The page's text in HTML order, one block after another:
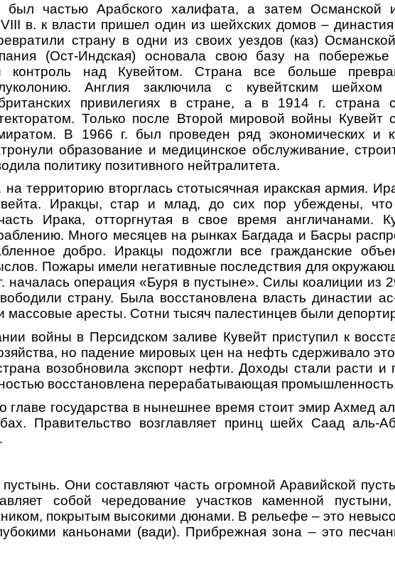
частью Арабского халифата, а затем Османской
в. к власти пришел один из шейхских домов –
страну в одни из своих уездов (каз)
(Ост-Индская) основала свою базу на
контроль над Кувейтом. Страна все больше
Англия заключила с кувейтским шейхом
привилегиях в стране, а в 1914 г. страна
Только после Второй мировой войны Кувейт
В 1966 г. был проведен ряд экономических и
образование и медицинское обслуживание,
политику позитивного нейтралитета.
на территорию вторглась стотысячная иракская армия.
Иракцы, стар и млад, до сих пор убеждены,
Ирака, отторгнутая в свое время англичанами.
Много месяцев на рынках Багдада и Басры
добро. Иракцы подожгли все гражданские
Пожары имели негативные последствия для
началась операция «Буря в пустыне». Силы коалиции из
страну. Была восстановлена власть династии
массовые аресты. Сотни тысяч палестинцев были
войны в Персидском заливе Кувейт приступил к
но падение мировых цен на нефть сдерживало
возобновила экспорт нефти. Доходы стали расти и
восстановлена перерабатывающая
главе государства в нынешнее время стоит эмир Ахмед
Правительство возглавляет принц шейх Саад аль-
пустынь. Они составляют часть огромной Аравийской
собой чередование участков каменной
покрытым высокими дюнами. В рельефе – это
каньонами (вади). Прибрежная зона – это